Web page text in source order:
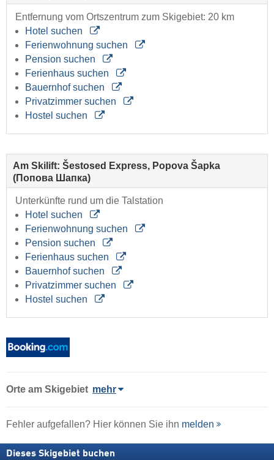
Entfernung vom Ortszentrum zum Skigebiet: 20 km
Hotel suchen
Ferienwohnung suchen
Pension suchen
Ferienhaus suchen
Bauernhof suchen
Privatzimmer suchen
Hostel suchen
Am Skilift: Šestosed Express, Popova Šapka
(Попова Шапка)
Unterkünfte rund um die Talstation
Hotel suchen
Ferienwohnung suchen
Pension suchen
Ferienhaus suchen
Bauernhof suchen
Privatzimmer suchen
Hostel suchen
Orte am Skigebiet mehr
Fehler aufgefallen? Hier können Sie ihn melden
Dieses Skigebiet buchen